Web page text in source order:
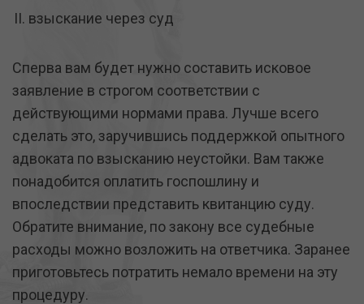
взыскание через суд
Сперва вам будет нужно составить исковое
заявление в строгом соответствии с
действующими нормами права. Лучше всего
сделать это, заручившись поддержкой опытного
адвоката по взысканию неустойки. Вам также
понадобится оплатить госпошлину и
впоследствии представить квитанцию суду.
Обратите внимание, по закону все судебные
расходы можно возложить на ответчика. Заранее
приготовьтесь потратить немало времени на эту
процедуру.